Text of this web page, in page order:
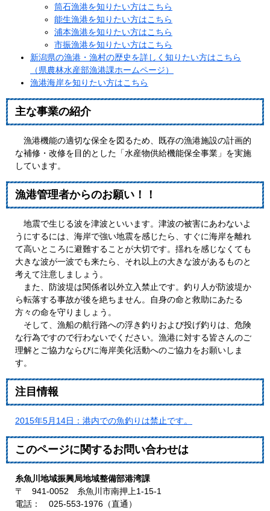
筒石漁港を知りたい方はこちら
能生漁港を知りたい方はこちら
浦本漁港を知りたい方はこちら
市振漁港を知りたい方はこちら
新潟県の漁港・漁村の歴史を詳しく知りたい方はこちら
（県農林水産部漁港課ホームページ）
漁港海岸を知りたい方はこちら
主な事業の紹介
漁港機能の適切な保全を図るため、既存の漁港施設の計画的
な補修・改修を目的とした「水産物供給機能保全事業」を実施
しています。
漁港管理者からのお願い！！
地震で生じる波を津波といいます。津波の被害にあわないよ
うにするには、海岸で強い地震を感じたら、すぐに海岸を離れ
て高いところに避難することが大切です。揺れを感じなくても
大きな波が一波でも来たら、それ以上の大きな波があるものと
考えて注意しましょう。
また、防波堤は関係者以外立入禁止です。釣り人が防波堤か
ら転落する事故が後を絶ちません。自身の命と救助にあたる
方々の命を守りましょう。
そして、漁船の航行路への浮き釣りおよび投げ釣りは、危険
な行為ですので行わないでください。漁港に対する皆さんのご
理解とご協力ならびに海岸美化活動へのご協力をお願いしま
す。
注目情報
2015年5月14日：港内での魚釣りは禁止です。
このページに関するお問い合わせは
糸魚川地域振興局地域整備部港湾課
〒 941-0052 糸魚川市南押上1-15-1
電話： 025-553-1976（直通）